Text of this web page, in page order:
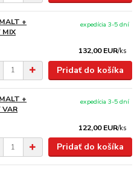
+
MIX
132,00 EUR/ks
expedícia 3-5 dní
Pridať do košíka
+
122,00 EUR/ks
expedícia 3-5 dní
Pridať do košíka